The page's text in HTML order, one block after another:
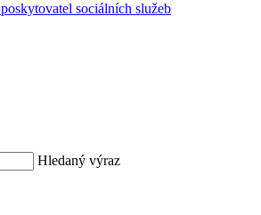
poskytovatel sociálních služeb
Hledaný výraz